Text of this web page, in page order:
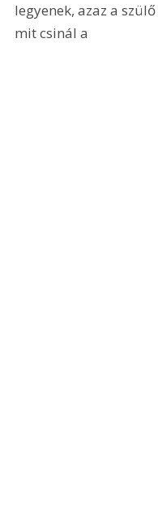
legyenek, azaz a
mit csinál a